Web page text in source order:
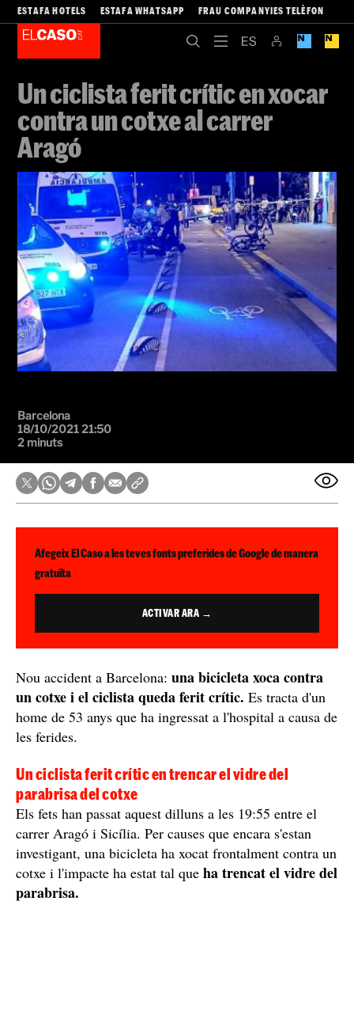
ESTAFA HOTELS ESTAFA WHATSAPP FRAU COMPANYIES TELÈFON
Un ciclista ferit crític en xocar
contra un cotxe al carrer
Aragó
Barcelona
18/10/2021 21:50
2 minuts
Afegeix El Caso a les teves fonts preferides de Google de manera
gratuïta
ACTIVAR ARA →
Nou accident a Barcelona: una bicicleta xoca contra
un cotxe i el ciclista queda ferit crític. Es tracta d'un
home de 53 anys que ha ingressat a l'hospital a causa de
les ferides.
Un ciclista ferit crític en trencar el vidre del
parabrisa del cotxe
Els fets han passat aquest dilluns a les 19:55 entre el
carrer Aragó i Sicília. Per causes que encara s'estan
investigant, una bicicleta ha xocat frontalment contra un
cotxe i l'impacte ha estat tal que ha trencat el vidre del
parabrisa.